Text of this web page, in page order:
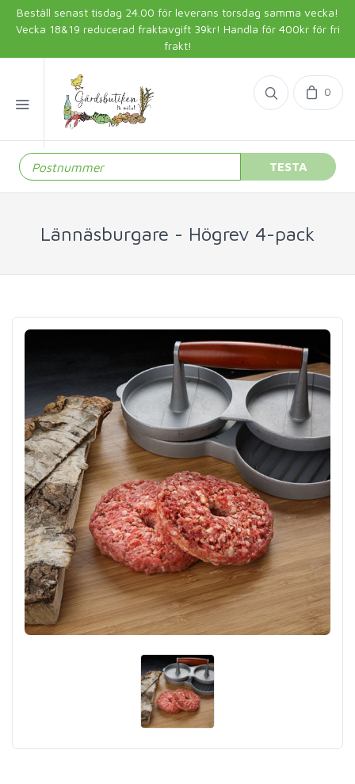
Beställ senast tisdag 24.00 för leverans torsdag samma vecka!
Vecka 18&19 reducerad fraktavgift 39kr! Handla för 400kr för fri
frakt!
0
TESTA
Lännäsburgare - Högrev 4-pack